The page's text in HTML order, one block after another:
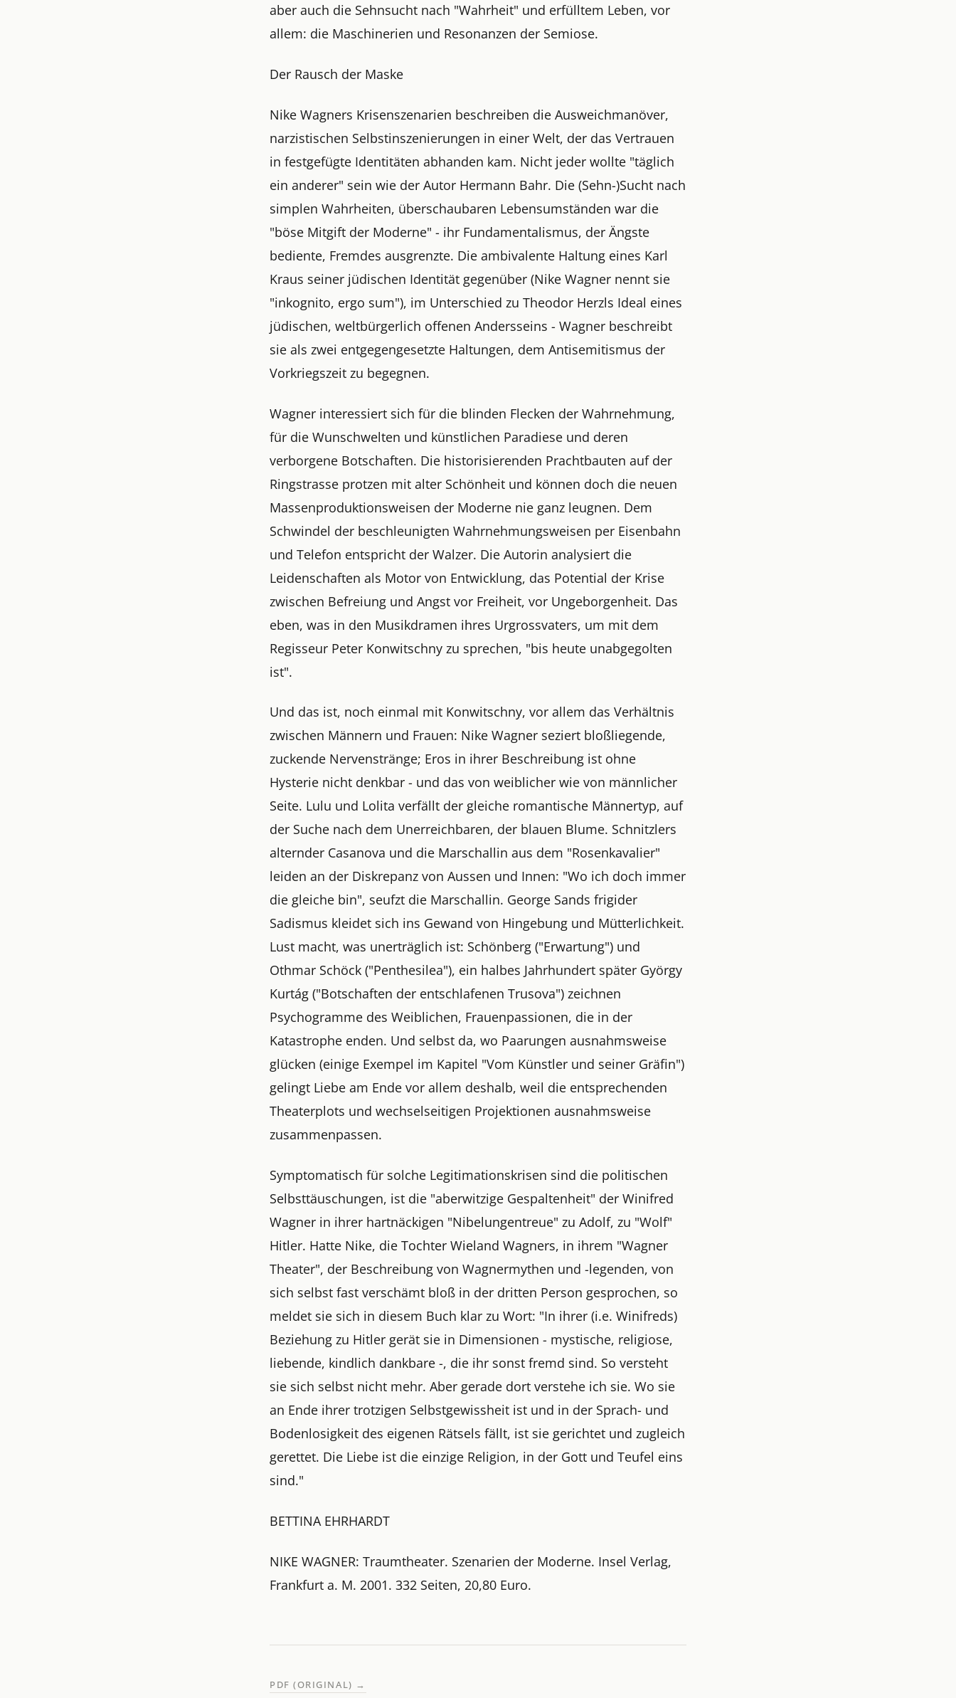
aber auch die Sehnsucht nach "Wahrheit" und erfülltem Leben, vor
allem: die Maschinerien und Resonanzen der Semiose.
Der Rausch der Maske
Nike Wagners Krisenszenarien beschreiben die Ausweichmanöver,
narzistischen Selbstinszenierungen in einer Welt, der das Vertrauen
in festgefügte Identitäten abhanden kam. Nicht jeder wollte "täglich
ein anderer" sein wie der Autor Hermann Bahr. Die (Sehn-)Sucht nach
simplen Wahrheiten, überschaubaren Lebensumständen war die
"böse Mitgift der Moderne" - ihr Fundamentalismus, der Ängste
bediente, Fremdes ausgrenzte. Die ambivalente Haltung eines Karl
Kraus seiner jüdischen Identität gegenüber (Nike Wagner nennt sie
"inkognito, ergo sum"), im Unterschied zu Theodor Herzls Ideal eines
jüdischen, weltbürgerlich offenen Andersseins - Wagner beschreibt
sie als zwei entgegengesetzte Haltungen, dem Antisemitismus der
Vorkriegszeit zu begegnen.
Wagner interessiert sich für die blinden Flecken der Wahrnehmung,
für die Wunschwelten und künstlichen Paradiese und deren
verborgene Botschaften. Die historisierenden Prachtbauten auf der
Ringstrasse protzen mit alter Schönheit und können doch die neuen
Massenproduktionsweisen der Moderne nie ganz leugnen. Dem
Schwindel der beschleunigten Wahrnehmungsweisen per Eisenbahn
und Telefon entspricht der Walzer. Die Autorin analysiert die
Leidenschaften als Motor von Entwicklung, das Potential der Krise
zwischen Befreiung und Angst vor Freiheit, vor Ungeborgenheit. Das
eben, was in den Musikdramen ihres Urgrossvaters, um mit dem
Regisseur Peter Konwitschny zu sprechen, "bis heute unabgegolten
ist".
Und das ist, noch einmal mit Konwitschny, vor allem das Verhältnis
zwischen Männern und Frauen: Nike Wagner seziert bloßliegende,
zuckende Nervenstränge; Eros in ihrer Beschreibung ist ohne
Hysterie nicht denkbar - und das von weiblicher wie von männlicher
Seite. Lulu und Lolita verfällt der gleiche romantische Männertyp, auf
der Suche nach dem Unerreichbaren, der blauen Blume. Schnitzlers
alternder Casanova und die Marschallin aus dem "Rosenkavalier"
leiden an der Diskrepanz von Aussen und Innen: "Wo ich doch immer
die gleiche bin", seufzt die Marschallin. George Sands frigider
Sadismus kleidet sich ins Gewand von Hingebung und Mütterlichkeit.
Lust macht, was unerträglich ist: Schönberg ("Erwartung") und
Othmar Schöck ("Penthesilea"), ein halbes Jahrhundert später György
Kurtág ("Botschaften der entschlafenen Trusova") zeichnen
Psychogramme des Weiblichen, Frauenpassionen, die in der
Katastrophe enden. Und selbst da, wo Paarungen ausnahmsweise
glücken (einige Exempel im Kapitel "Vom Künstler und seiner Gräfin")
gelingt Liebe am Ende vor allem deshalb, weil die entsprechenden
Theaterplots und wechselseitigen Projektionen ausnahmsweise
zusammenpassen.
Symptomatisch für solche Legitimationskrisen sind die politischen
Selbsttäuschungen, ist die "aberwitzige Gespaltenheit" der Winifred
Wagner in ihrer hartnäckigen "Nibelungentreue" zu Adolf, zu "Wolf"
Hitler. Hatte Nike, die Tochter Wieland Wagners, in ihrem "Wagner
Theater", der Beschreibung von Wagnermythen und -legenden, von
sich selbst fast verschämt bloß in der dritten Person gesprochen, so
meldet sie sich in diesem Buch klar zu Wort: "In ihrer (i.e. Winifreds)
Beziehung zu Hitler gerät sie in Dimensionen - mystische, religiose,
liebende, kindlich dankbare -, die ihr sonst fremd sind. So versteht
sie sich selbst nicht mehr. Aber gerade dort verstehe ich sie. Wo sie
an Ende ihrer trotzigen Selbstgewissheit ist und in der Sprach- und
Bodenlosigkeit des eigenen Rätsels fällt, ist sie gerichtet und zugleich
gerettet. Die Liebe ist die einzige Religion, in der Gott und Teufel eins
sind."
BETTINA EHRHARDT
NIKE WAGNER: Traumtheater. Szenarien der Moderne. Insel Verlag,
Frankfurt a. M. 2001. 332 Seiten, 20,80 Euro.
PDF (ORIGINAL) →